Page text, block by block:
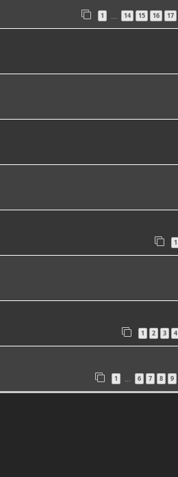
1 … 14 15 16 17
1
1 2 3 4
1 … 6 7 8 9